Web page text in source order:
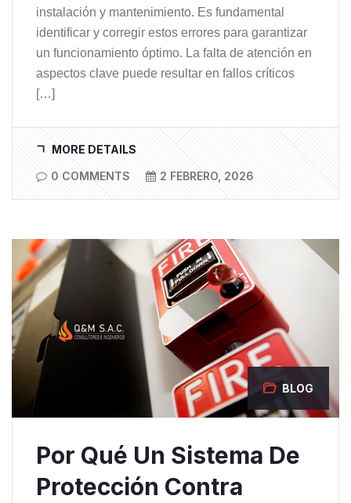
instalación y mantenimiento. Es fundamental
identificar y corregir estos errores para garantizar
un funcionamiento óptimo. La falta de atención en
aspectos clave puede resultar en fallos críticos
[…]
MORE DETAILS
0 COMMENTS
2 FEBRERO, 2026
BLOG
Por Qué Un Sistema De
Protección Contra